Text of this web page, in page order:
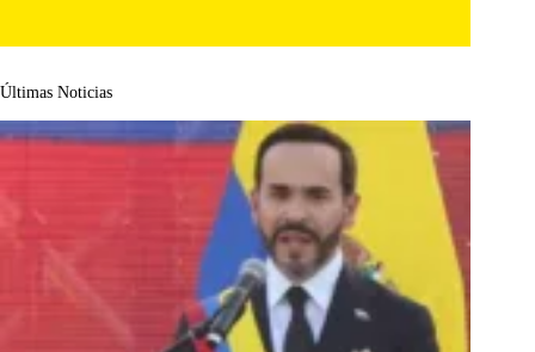
Últimas Noticias